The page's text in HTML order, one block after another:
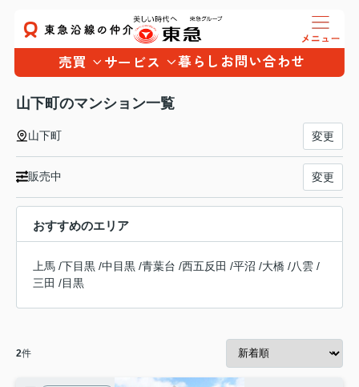
売買 サービス 暮らし お問い合わせ
山下町のマンション一覧
山下町 変更
販売中 変更
おすすめのエリア
上馬 /下目黒 /中目黒 /青葉台 /西五反田 /平沼 /大橋 /八雲 /
三田 /目黒
2件